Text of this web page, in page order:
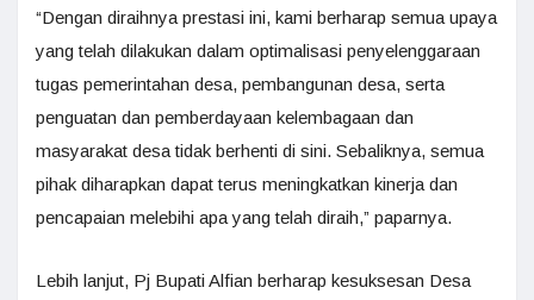
“Dengan diraihnya prestasi ini, kami berharap semua upaya
yang telah dilakukan dalam optimalisasi penyelenggaraan
tugas pemerintahan desa, pembangunan desa, serta
penguatan dan pemberdayaan kelembagaan dan
masyarakat desa tidak berhenti di sini. Sebaliknya, semua
pihak diharapkan dapat terus meningkatkan kinerja dan
pencapaian melebihi apa yang telah diraih,” paparnya.
Lebih lanjut, Pj Bupati Alfian berharap kesuksesan Desa